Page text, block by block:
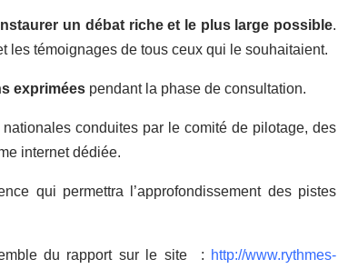
un débat riche et le plus large possible.
les témoignages de tous ceux qui le souhaitaient.
exprimées pendant la phase de consultation.
conduites par le comité de pilotage, des
internet dédiée.
qui permettra l’approfondissement des pistes
du rapport sur le site : http://www.rythmes-